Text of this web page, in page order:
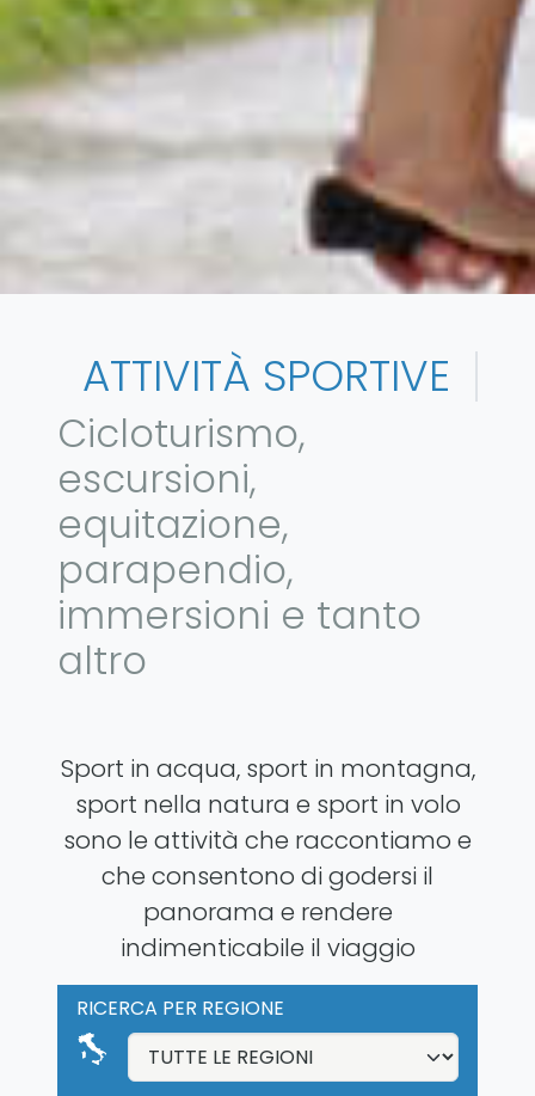
ATTIVITÀ SPORTIVE
Cicloturismo,
escursioni,
equitazione,
parapendio,
immersioni e tanto
altro
Sport in acqua, sport in montagna,
sport nella natura e sport in volo
sono le attività che raccontiamo e
che consentono di godersi il
panorama e rendere
indimenticabile il viaggio
RICERCA PER REGIONE